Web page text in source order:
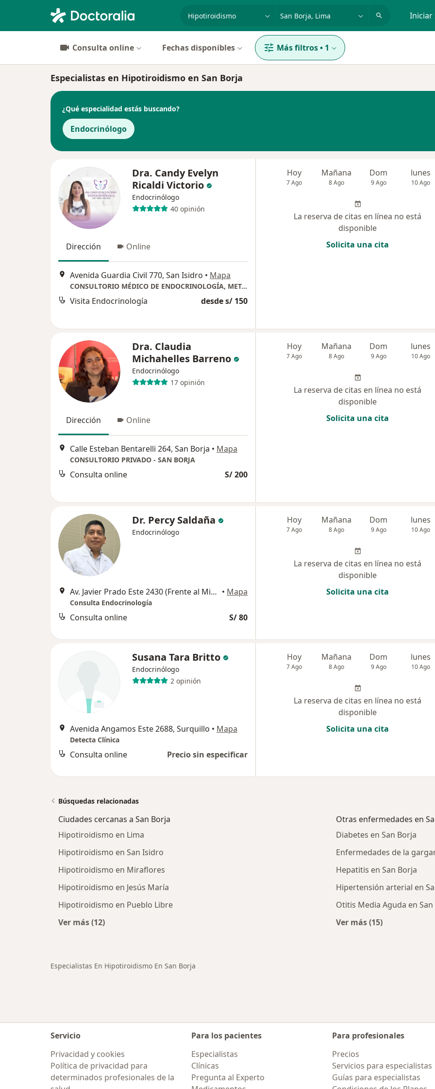
Iniciar
Consulta online Fechas disponibles Más filtros• 1
Especialistas en Hipotiroidismo en San Borja
¿Qué especialidad estás buscando?
Endocrinólogo
Dra. Candy Evelyn
Ricaldi Victorio
Endocrinólogo
40 opinión
Dirección Online
Avenida Guardia Civil 770, San Isidro • Mapa
CONSULTORIO MÉDICO DE ENDOCRINOLOGÍA, METABOLISMO Y DIABETES
Visita Endocrinología desde s/ 150
Hoy
7 Ago
Mañana
8 Ago
Dom
9 Ago
lunes
10 Ago
La reserva de citas en línea no está
disponible
Solicita una cita
Dra. Claudia
Michahelles Barreno
Endocrinólogo
17 opinión
Dirección Online
Calle Esteban Bentarelli 264, San Borja • Mapa
CONSULTORIO PRIVADO - SAN BORJA
Consulta online S/ 200
Hoy
7 Ago
Mañana
8 Ago
Dom
9 Ago
lunes
10 Ago
La reserva de citas en línea no está
disponible
Solicita una cita
Dr. Percy Saldaña
Endocrinólogo
Av. Javier Prado Este 2430 (Frente al Ministerio de Cultura y Banco de la Nación), Lima • Mapa
Consulta Endocrinología
Consulta online S/ 80
Hoy
7 Ago
Mañana
8 Ago
Dom
9 Ago
lunes
10 Ago
La reserva de citas en línea no está
disponible
Solicita una cita
Susana Tara Britto
Endocrinólogo
2 opinión
Avenida Angamos Este 2688, Surquillo • Mapa
Detecta Clínica
Consulta online Precio sin especificar
Hoy
7 Ago
Mañana
8 Ago
Dom
9 Ago
lunes
10 Ago
La reserva de citas en línea no está
disponible
Solicita una cita
Búsquedas relacionadas
Ciudades cercanas a San Borja
Hipotiroidismo en Lima
Hipotiroidismo en San Isidro
Hipotiroidismo en Miraflores
Hipotiroidismo en Jesús María
Hipotiroidismo en Pueblo Libre
Ver más (12)
Otras enfermedades en
Diabetes en San Borja
Enfermedades de la
Hepatitis en San Borja
Hipertensión arterial en
Otitis Media Aguda en San
Ver más (15)
Especialistas En Hipotiroidismo En San Borja
Servicio
Privacidad y cookies
Política de privacidad para
determinados profesionales de la
Para los pacientes
Especialistas
Clínicas
Pregunta al Experto
Para profesionales
Precios
Servicios para especialistas
Guías para especialistas